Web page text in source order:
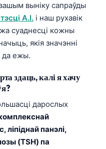
выніку сапраўды
А.І. і наш рухавік
суаднесці кожны
якія значэнні
да ежы.
здаць, калі я хачу
дарослых
ліпіднай панэлі,
(TSH) па